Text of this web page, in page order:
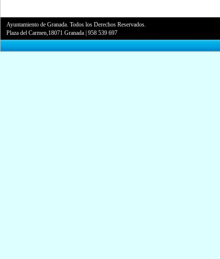
Ayuntamiento de Granada. Todos los Derechos Reservados.
Plaza del Carmen,18071 Granada |958 539 697